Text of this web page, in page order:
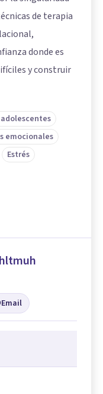
de terapia
donde es
y construir
emocionales
Estrés
Email